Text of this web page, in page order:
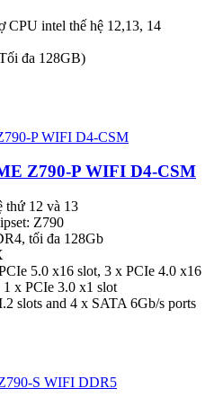
CPU intel thế hệ 12,13, 14
đa 128GB)
Z790-P WIFI D4-CSM
thứ 12 và 13
Z790
tối đa 128Gb
5.0 x16 slot, 3 x PCIe 4.0 x16
1 x PCIe 3.0 x1 slot
slots and 4 x SATA 6Gb/s ports